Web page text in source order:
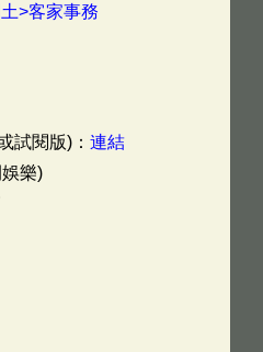
>客家事務
試閱版)： 連結
樂)